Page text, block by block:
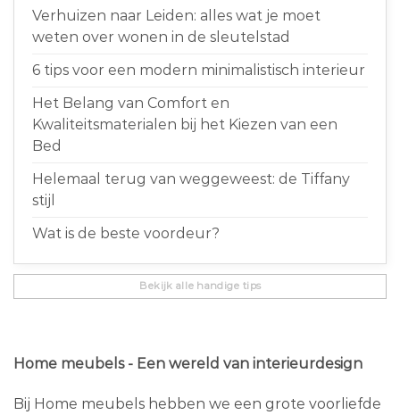
Verhuizen naar Leiden: alles wat je moet
weten over wonen in de sleutelstad
6 tips voor een modern minimalistisch interieur
Het Belang van Comfort en
Kwaliteitsmaterialen bij het Kiezen van een
Bed
Helemaal terug van weggeweest: de Tiffany
stijl
Wat is de beste voordeur?
Bekijk alle handige tips
Home meubels - Een wereld van interieurdesign
Bij Home meubels hebben we een grote voorliefde